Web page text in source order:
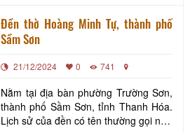
Hoằng Hóa, tỉnh Thanh Hóa. Đây là
một công trình lịch sử, văn hóa quan
trọng, tôn vinh vị danh tướng tài ba
đã cống hiến trọn đời vì
Đền thờ Hoàng Minh Tự, thành phố
Sầm Sơn
21/12/2024 0 741
Nằm tại địa bàn phường Trường Sơn,
thành phố Sầm Sơn, tỉnh Thanh Hóa.
Lịch sử của đền có tên thường gọi như